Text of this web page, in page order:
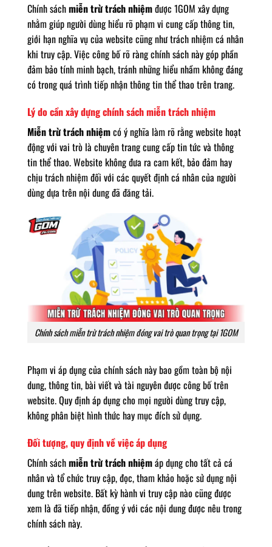
Chính sáchmiễn trừ trách nhiệmđược 1GOM xây dựng
nhằm giúp người dùng hiểu rõ phạm vi cung cấp thông tin,
giới hạn nghĩa vụ của website cũng như trách nhiệm cá nhân
khi truy cập. Việc công bố rõ ràng chính sách này góp phần
đảm bảo tính minh bạch, tránh những hiểu nhầm không đáng
có trong quá trình tiếp nhận thông tin thể thao trên trang.
Lý do cần xây dựng chính sách miễn trách nhiệm
Miễn trừ trách nhiệmcó ý nghĩa làm rõ rằng website hoạt
động với vai trò là chuyên trang cung cấp tin tức và thông
tin thể thao. Website không đưa ra cam kết, bảo đảm hay
chịu trách nhiệm đối với các quyết định cá nhân của người
dùng dựa trên nội dung đã đăng tải.
Chính sách miễn trừ trách nhiệm đóng vai trò quan trọng tại 1GOM
Phạm vi áp dụng của chính sách này bao gồm toàn bộ nội
dung, thông tin, bài viết và tài nguyên được công bố trên
website. Quy định áp dụng cho mọi người dùng truy cập,
không phân biệt hình thức hay mục đích sử dụng.
Đối tượng, quy định về việc áp dụng
Chính sáchmiễn trừ trách nhiệmáp dụng cho tất cả cá
nhân và tổ chức truy cập, đọc, tham khảo hoặc sử dụng nội
dung trên website. Bất kỳ hành vi truy cập nào cũng được
xem là đã tiếp nhận, đồng ý với các nội dung được nêu trong
chính sách này.